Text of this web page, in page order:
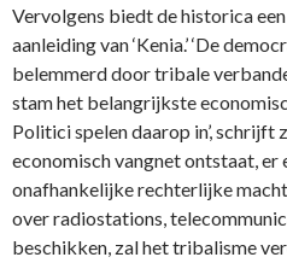
Vervolgens biedt de historica
aanleiding van ‘Kenia.’ ‘De
belemmerd door tribale
stam het belangrijkste
Politici spelen daarop in’, schrijft
economisch vangnet ontstaat, er
onafhankelijke rechterlijke
over radiostations,
beschikken, zal het tribalisme